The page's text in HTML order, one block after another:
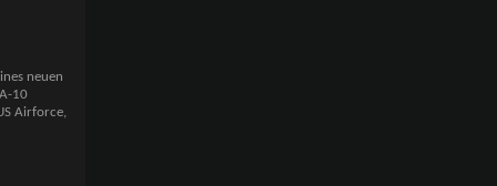
neuen
10
Airforce,